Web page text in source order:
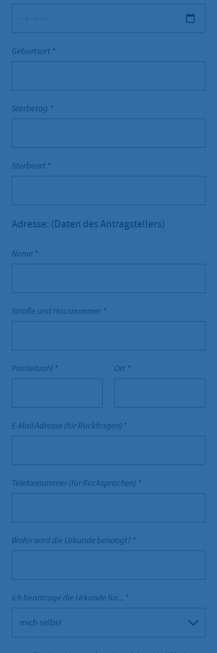
Geburtsort *
Sterbetag *
Sterbeort *
Adresse: (Daten des Antragstellers)
Name *
Straße und Hausnummer *
Postleitzahl * Ort *
E-Mail Adresse (für Rückfragen) *
Telefonnummer (für Rücksprachen) *
Wofür wird die Urkunde benötigt? *
ich beantrage die Urkunde für... *